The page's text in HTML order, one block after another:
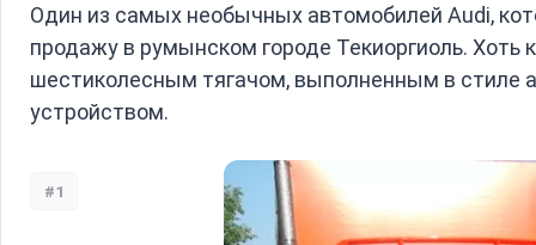
Один из самых необычных автомобилей Audi,
продажу в румынском городе Текиоргиоль.
шестиколесным тягачом, выполненным в стиле
устройством.
#1